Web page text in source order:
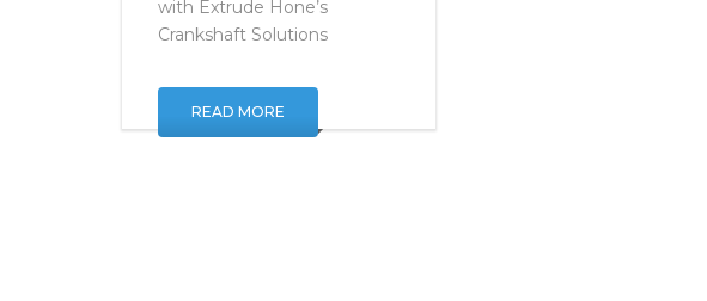
improve fatigue strength
with Extrude Hone’s